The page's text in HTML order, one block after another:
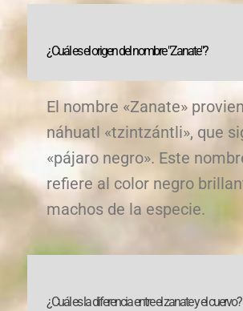
¿Cuál es el origen del nombre "Zanate"?
El nombre «Zanate»
náhuatl «tzintzántli», que
«pájaro negro». Este
refiere al color negro
machos de la especie.
¿Cuál es la diferencia entre el zanate y el cuervo?